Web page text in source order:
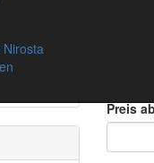
Nirosta
Preis